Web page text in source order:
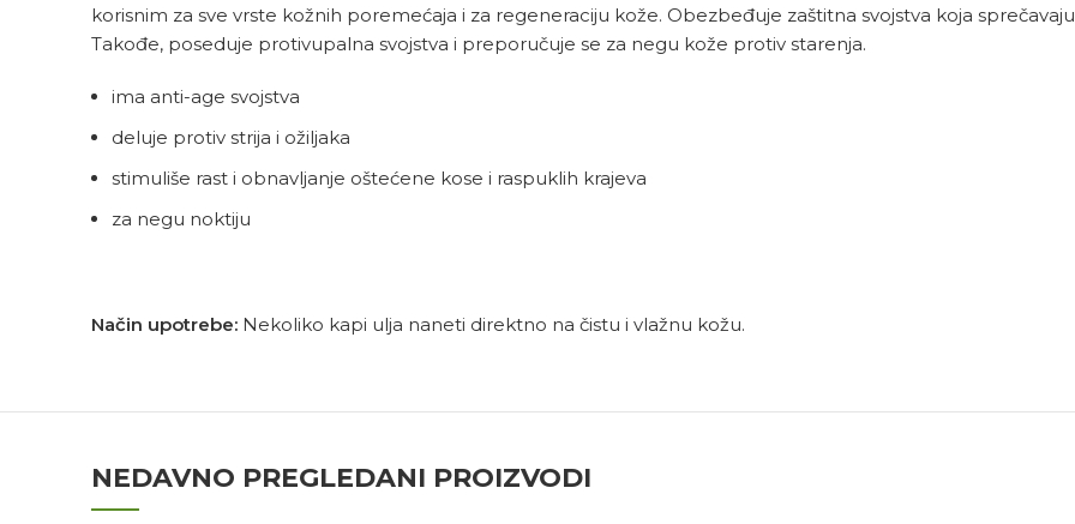
korisnim za sve vrste kožnih poremećaja i za regeneraciju kože. Obezbeđuje zaštitna svojstva koja
Takođe, poseduje protivupalna svojstva i preporučuje se za negu kože protiv starenja.
ima anti-age svojstva
deluje protiv strija i ožiljaka
stimuliše rast i obnavljanje oštećene kose i raspuklih krajeva
za negu noktiju
Način upotrebe: Nekoliko kapi ulja naneti direktno na čistu i vlažnu kožu.
NEDAVNO PREGLEDANI PROIZVODI